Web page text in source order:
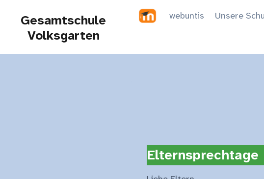
Inhalt
springen
Gesamtschule
Volksgarten
webuntis Unsere
Elternsprechtage